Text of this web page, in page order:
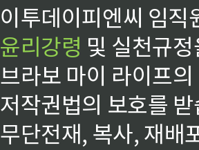
이투데이피엔씨 임
윤리강령 및 실천규
브라보 마이 라이프
저작권법의 보호를
무단전재, 복사, 재배